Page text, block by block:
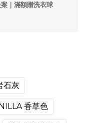
｜滿額贈洗衣球
石灰
香草色